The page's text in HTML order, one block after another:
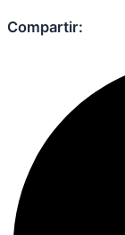
Compartir: